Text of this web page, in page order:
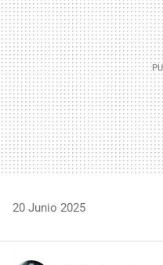
20 Junio 2025